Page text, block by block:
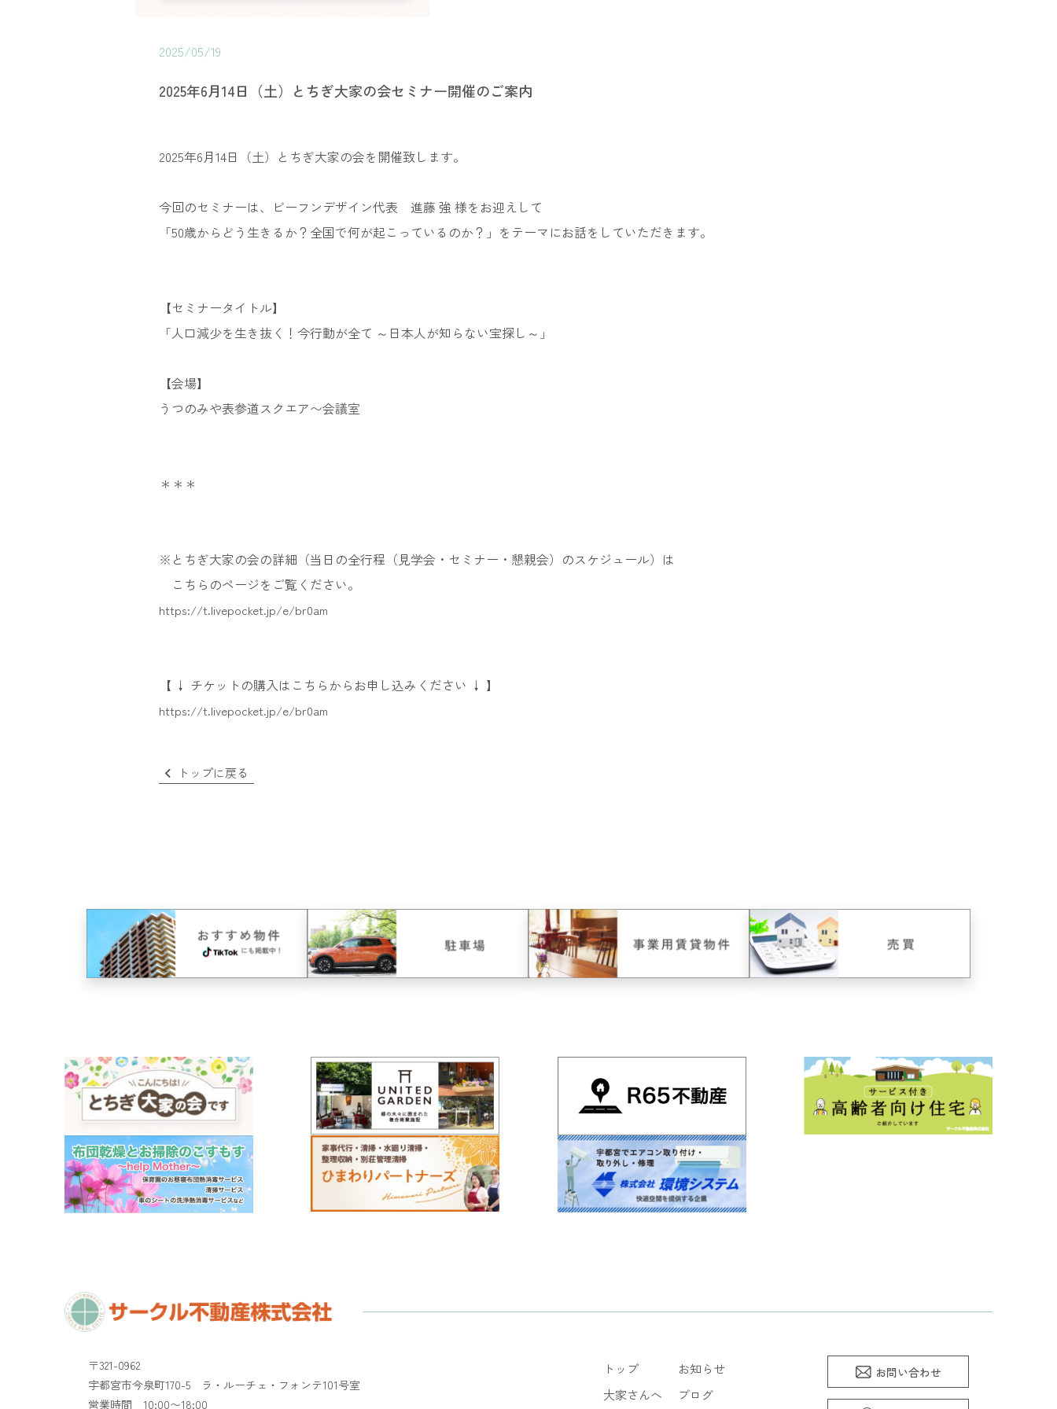
2025/05/19
2025年6月14日（土）とちぎ大家の会セミナー開催のご案内
2025年6月14日（土）とちぎ大家の会を開催致します。
今回のセミナーは、ビーフンデザイン代表 進藤 強 様をお迎えして
「50歳からどう生きるか？全国で何が起こっているのか？」をテーマにお話をしていただきます。
【セミナータイトル】
「人口減少を生き抜く！今行動が全て ～日本人が知らない宝探し～」
【会場】
うつのみや表参道スクエア〜会議室
＊＊＊
※とちぎ大家の会の詳細（当日の全行程（見学会・セミナー・懇親会）のスケジュール）は
こちらのページをご覧ください。
https://t.livepocket.jp/e/br0am
【 ↓ チケットの購入はこちらからお申し込みください ↓ 】
https://t.livepocket.jp/e/br0am
トップに戻る
〒321-0962
宇都宮市今泉町170-5 ラ・ルーチェ・フォンテ101号室
​​​​​​​営業時間 10:00〜18:00
トップ
大家さんへ
お知らせ
ブログ
お問い合わせ